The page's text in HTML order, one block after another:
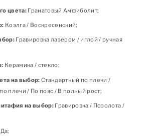
цвета:Гранатовый Амфиболит;
Коэлга / Воскресенский;
Гравировка лазером / иглой / ручная
Керамика / стекло;
на выбор: Стандартный по плечи /
плечи / По пояс / В полный рост;
на выбор:Гравировка / Позолота /
Да;